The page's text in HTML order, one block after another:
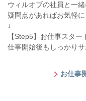
ウィルオブの社員と一緒
疑問点があればお気軽に
↓
【Step5】お仕事スター
仕事開始後もしっかりサ
お仕事